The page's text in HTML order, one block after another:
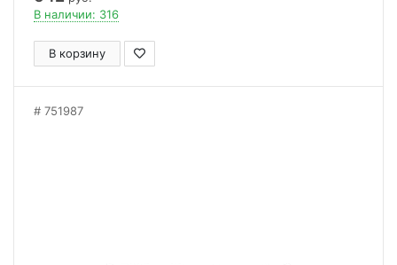
В наличии: 316
В корзину
751987